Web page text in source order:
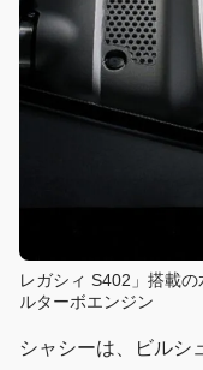
レガシィ S402」搭載
ルターボエンジン
シャシーは、ビルシ